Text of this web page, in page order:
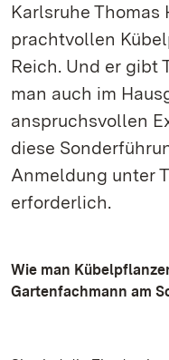
Karlsruhe Thomas
prachtvollen
Reich. Und er gibt
man auch im
anspruchsvollen
diese
Anmeldung unter
erforderlich.
Wie man
Gartenfachmann am